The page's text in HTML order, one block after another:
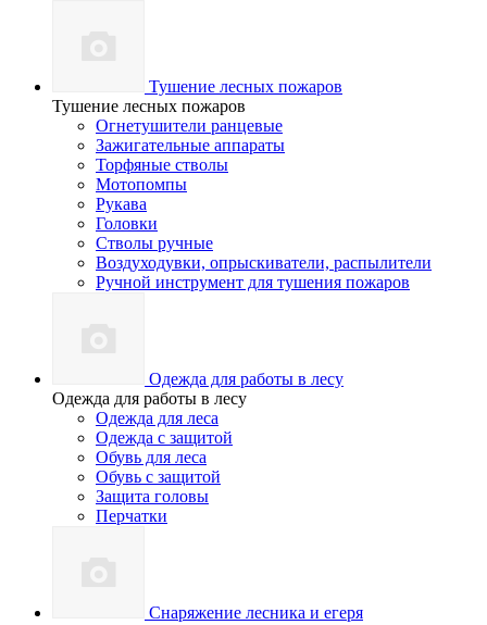
Тушение лесных пожаров
Тушение лесных пожаров
Огнетушители ранцевые
Зажигательные аппараты
Торфяные стволы
Мотопомпы
Рукава
Головки
Стволы ручные
Воздуходувки, опрыскиватели, распылители
Ручной инструмент для тушения пожаров
Одежда для работы в лесу
Одежда для работы в лесу
Одежда для леса
Одежда с защитой
Обувь для леса
Обувь с защитой
Защита головы
Перчатки
Снаряжение лесника и егеря